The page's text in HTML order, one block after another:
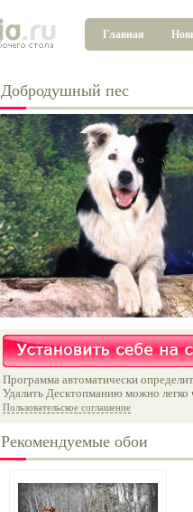
Главная
Добродушный пес
Программа автоматически
Удалить Десктопманию можно
Пользовательское соглашение
Рекомендуемые обои